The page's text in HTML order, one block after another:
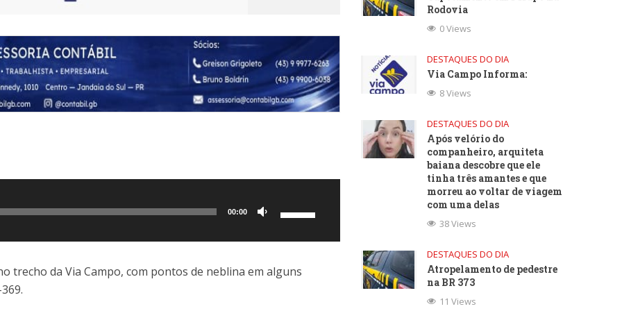
00:00
setas
cima
trecho da Via Campo, com pontos de neblina em alguns
Rodovia
0 Views
DESTAQUES DO DIA
Via Campo Informa:
8 Views
DESTAQUES DO DIA
Após velório do
companheiro, arquiteta
baiana descobre que ele
tinha três amantes e que
morreu ao voltar de viagem
com uma delas
38 Views
DESTAQUES DO DIA
Atropelamento de pedestre
na BR 373
11 Views